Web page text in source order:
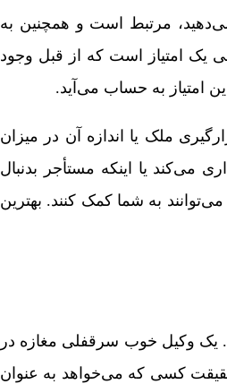
مرتبط است و همچنین به
یک امتیاز است که از قبل وجود
امتیاز به حساب می‌آید.
ملک یا اندازه آن در میزان
می‌کند یا اینکه مستأجر بدنبال
به شما کمک کنند. بهترین
یک وکیل خوب سرقفلی مغازه در
حقیقت کسی که می‌خواهد به عنوان